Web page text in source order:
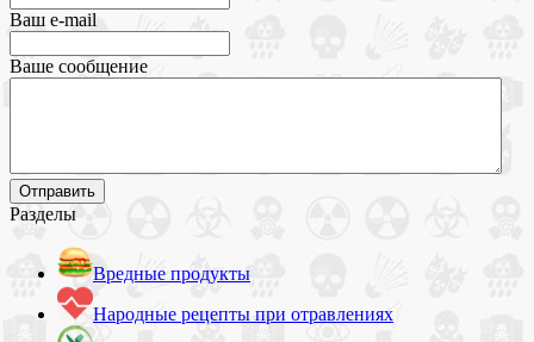
Ваш e-mail
Ваше сообщение
Разделы
Вредные продукты
Народные рецепты при отравлениях